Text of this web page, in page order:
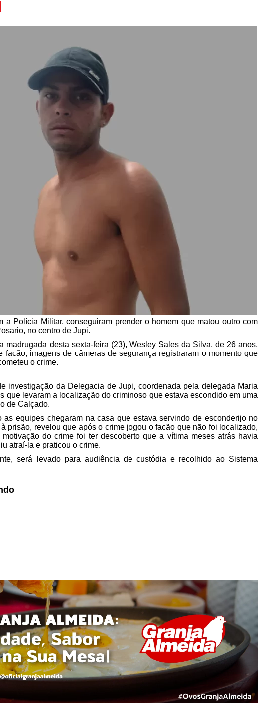
a Polícia Militar, conseguiram prender o homem que matou outro com
no centro de Jupi.
madrugada desta sexta-feira (23), Wesley Sales da Silva, de 26 anos,
facão, imagens de câmeras de segurança registraram o momento que
o crime.
investigação da Delegacia de Jupi, coordenada pela delegada Maria
que levaram a localização do criminoso que estava escondido em uma
de Calçado.
as equipes chegaram na casa que estava servindo de esconderijo no
prisão, revelou que após o crime jogou o facão que não foi localizado,
do crime foi ter descoberto que a vítima meses atrás havia
atraí-la e praticou o crime.
será levado para audiência de custódia e recolhido ao Sistema